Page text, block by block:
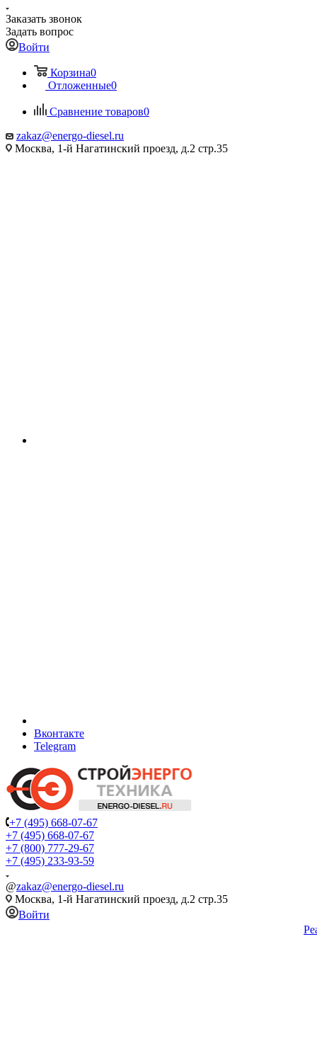
Заказать звонок
Задать вопрос
Войти
Корзина0
Отложенные0
Сравнение товаров0
zakaz@energo-diesel.ru
Москва, 1-й Нагатинский проезд, д.2 стр.35
Вконтакте
Telegram
+7 (495) 668-07-67
+7 (495) 668-07-67
+7 (800) 777-29-67
+7 (495) 233-93-59
@zakaz@energo-diesel.ru
Москва, 1-й Нагатинский проезд, д.2 стр.35
Войти